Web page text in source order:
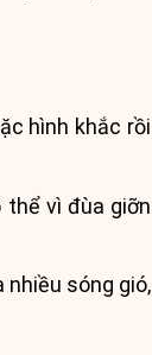
hình khắc rồi
thể vì đùa giỡn
sóng gió,